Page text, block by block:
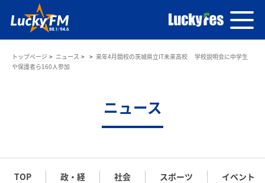
トップページ ニュース
来年4月開校の茨城県立IT未来高校 学校説明会に中学生
や保護者ら160人参加
ニュース
TOP 政・経 社会 スポーツ イベント